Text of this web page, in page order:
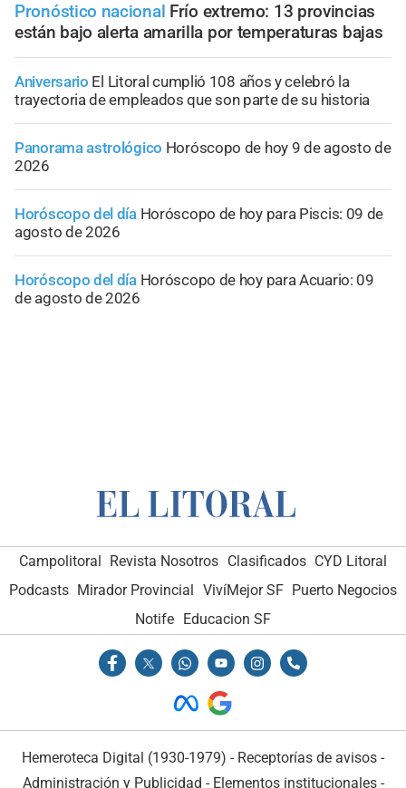
Pronóstico nacional Frío extremo: 13 provincias
están bajo alerta amarilla por temperaturas bajas
Aniversario El Litoral cumplió 108 años y celebró la
trayectoria de empleados que son parte de su historia
Panorama astrológico Horóscopo de hoy 9 de agosto de
2026
Horóscopo del día Horóscopo de hoy para Piscis: 09 de
agosto de 2026
Horóscopo del día Horóscopo de hoy para Acuario: 09
de agosto de 2026
Campolitoral Revista Nosotros Clasificados CYD Litoral
Podcasts Mirador Provincial VivíMejor SF Puerto Negocios
Notife Educacion SF
Hemeroteca Digital (1930-1979) - Receptorías de avisos -
Administración y Publicidad - Elementos institucionales-